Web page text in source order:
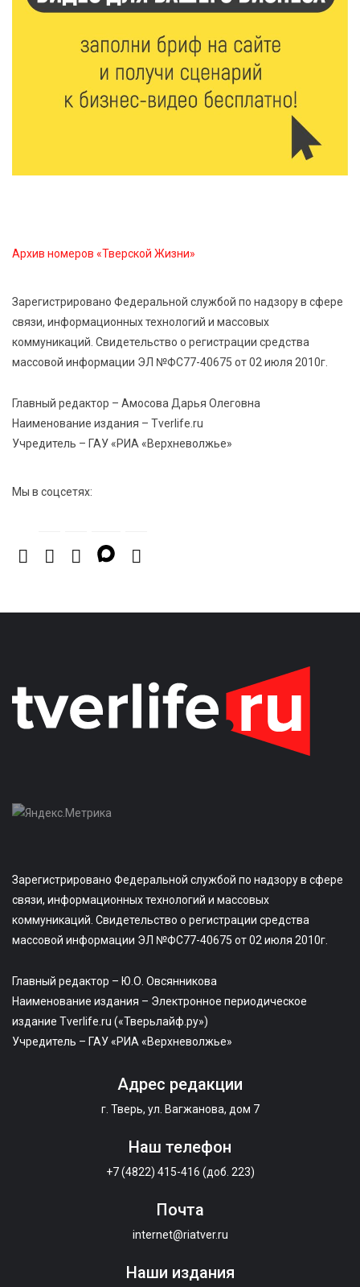
От Твери до Москвы: выставка художника
Владимира Васильева о героях СВО проходит в РГБ
6 Авг 2026 14:55 143
В Твери создали соединения для кормовых
спортивной столицей России
6 Авг 2026 13:02 299
высокие зарплаты и как изменились доходы
Архив номеров «Тверской Жизни»
Зарегистрировано Федеральной службой по надзору в сфере
связи, информационных технологий и массовых
коммуникаций. Свидетельство о регистрации средства
массовой информации ЭЛ №ФС77-40675 от 02 июля 2010г.
Главный редактор – Амосова Дарья Олеговна
Наименование издания – Tverlife.ru
Учредитель – ГАУ «РИА «Верхневолжье»
Мы в соцсетях:
Зарегистрировано Федеральной службой по надзору в сфере
связи, информационных технологий и массовых
коммуникаций. Свидетельство о регистрации средства
массовой информации ЭЛ №ФС77-40675 от 02 июля 2010г.
Главный редактор – Ю.О. Овсянникова
Наименование издания – Электронное периодическое
издание Tverlife.ru («Тверьлайф.ру»)
Учредитель – ГАУ «РИА «Верхневолжье»
Адрес редакции
г. Тверь, ул. Вагжанова, дом 7
Наш телефон
+7 (4822) 415-416 (доб. 223)
Почта
internet@riatver.ru
Наши издания